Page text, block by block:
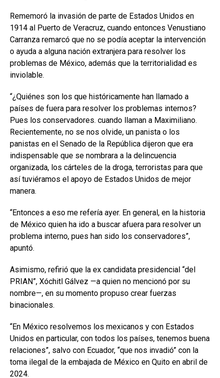
Rememoró la invasión de parte de Estados Unidos en
1914 al Puerto de Veracruz, cuando entonces Venustiano
Carranza remarcó que no se podía aceptar la intervención
o ayuda a alguna nación extranjera para resolver los
problemas de México, además que la territorialidad es
inviolable.
“¿Quiénes son los que históricamente han llamado a
países de fuera para resolver los problemas internos?
Pues los conservadores. cuando llaman a Maximiliano.
Recientemente, no se nos olvide, un panista o los
panistas en el Senado de la República dijeron que era
indispensable que se nombrara a la delincuencia
organizada, los cárteles de la droga, terroristas para que
así tuviéramos el apoyo de Estados Unidos de mejor
manera.
“Entonces a eso me refería ayer. En general, en la historia
de México quien ha ido a buscar afuera para resolver un
problema interno, pues han sido los conservadores”,
apuntó.
Asimismo, refirió que la ex candidata presidencial “del
PRIAN”, Xóchitl Gálvez —a quien no mencionó por su
nombre—, en su momento propuso crear fuerzas
binacionales.
“En México resolvemos los mexicanos y con Estados
Unidos en particular, con todos los países, tenemos buena
relaciones”, salvo con Ecuador, “que nos invadió” con la
toma ilegal de la embajada de México en Quito en abril de
2024.